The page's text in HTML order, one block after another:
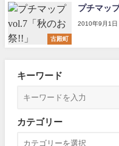
古殿町
プチマッ
2010年9月1日
キーワード
カテゴリー